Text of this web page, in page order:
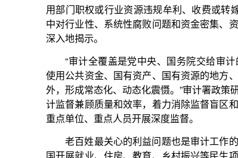
老百姓最关心的利益问题也是审计工作的重要着力点。一年
国开展就业、住房、教育、乡村振兴等民生项目审计，深入揭示
政府持有的公租房被违规融资抵押和担保、部分学校违规收费和
拖欠截留农户分红和务工工资等侵害群众切身利益的问题，并通过
力推动惠民富民政策落实。
在揭示重大经济风险隐患方面，审计部门充分发挥触角广泛
经济运行“探头”作用，结合具体审计领域，深入揭示重大经济贪
重大会计失真、重大生态损毁等突出风险，及时反映影响经济
性、普遍性问题，推动有效防范各类风险连锁联动，牢牢守住不发
线。比如，“国有资产管理审计”情况中，逐项揭示了4类国有资产
产管理混乱、金融风险资产底数不实、行政事业资产配置使用不
境风险隐患仍未消除等影响国有资产安全的问题。